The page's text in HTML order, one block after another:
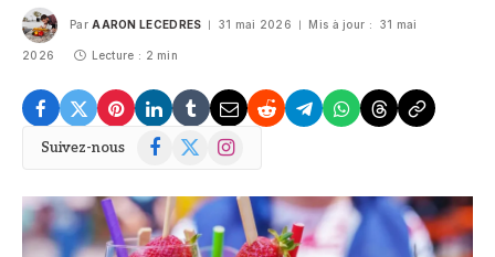
Par AARON LECEDRES 31 mai 2026 Mis à jour : 31 mai
2026 Lecture : 2 min
Suivez-nous Facebook
X
Instagram
© DR